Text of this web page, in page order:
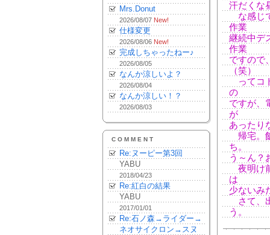
Mrs.Donut
2026/08/07 New!
仕様変更
2026/08/06 New!
完成しちゃったねー♪
2026/08/05
なんか涼しいよ？
2026/08/04
なんか涼しい！？
2026/08/03
COMMENT
Re:ヌーピー第3回
YABU
2018/04/23
Re:紅白の結果
YABU
2017/01/01
Re:石ノ森→ライダー→
ネオサイクロン→スヌ
汗だくな
な感じ
作業
継続中デ
作業
ですので
（笑）
ってコ
の
ですが、
が
あったり
帰宅。
ち。
う～ん？
夜明け
は
少ないみ
さて、
う。